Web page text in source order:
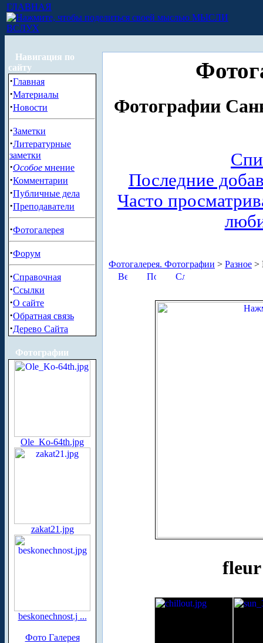
ГЛАВНАЯ
МЫСЛИ
ВСЛУХ
Навигация по
сайту
·Главная
·Материалы
·Новости
·Заметки
·Литературные
заметки
·Особое мнение
·Комментарии
·Публичные дела
·Преподаватели
·Фотогалерея
·Форум
·Справочная
·Ссылки
·О сайте
·Обратная связь
·Дерево Сайта
Фотографии
Ole_Ko-64th.jpg
zakat21.jpg
beskonechnost.j ...
Фото Галерея
Фотографии
Последние
Часто
Фотогалерея. Фотографии > Разное >